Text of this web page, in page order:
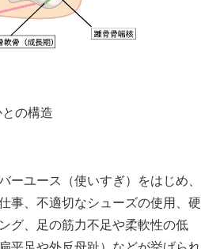
の構造
ーユース（使いすぎ）をはじめ、
事、不適切なシューズの使用、硬
グ、足の筋力不足や柔軟性の低